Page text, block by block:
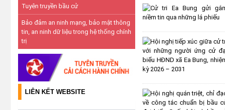
Tuyên truyền bầu cử
Bảo đảm an ninh mạng, bảo mật thông
tin, an ninh dữ liệu trong hệ thống chính
trị
LIÊN KẾT WEBSITE